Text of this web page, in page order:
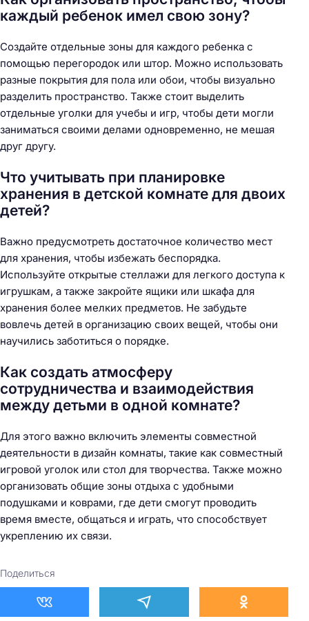
каждый ребенок имел свою зону?
Создайте отдельные зоны для каждого ребенка с
помощью перегородок или штор. Можно использовать
разные покрытия для пола или обои, чтобы визуально
разделить пространство. Также стоит выделить
отдельные уголки для учебы и игр, чтобы дети могли
заниматься своими делами одновременно, не мешая
друг другу.
Что учитывать при планировке
хранения в детской комнате для двоих
детей?
Важно предусмотреть достаточное количество мест
для хранения, чтобы избежать беспорядка.
Используйте открытые стеллажи для легкого доступа к
игрушкам, а также закройте ящики или шкафа для
хранения более мелких предметов. Не забудьте
вовлечь детей в организацию своих вещей, чтобы они
научились заботиться о порядке.
Как создать атмосферу
сотрудничества и взаимодействия
между детьми в одной комнате?
Для этого важно включить элементы совместной
деятельности в дизайн комнаты, такие как совместный
игровой уголок или стол для творчества. Также можно
организовать общие зоны отдыха с удобными
подушками и коврами, где дети смогут проводить
время вместе, общаться и играть, что способствует
укреплению их связи.
Поделиться